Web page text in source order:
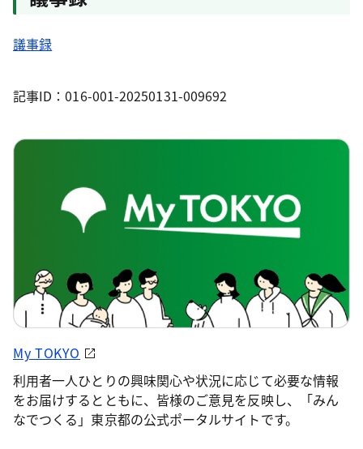
議事録
記事ID：016-001-20250131-009692
My TOKYO
利用者一人ひとりの興味関心や状況に応じて必要な情報
をお届けするとともに、皆様のご意見を反映し、「みん
なでつくる」東京都の公式ポータルサイトです。